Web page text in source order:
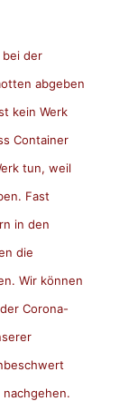
bei der
abgeben
kein Werk
Container
tun, weil
Fast
in den
die
Wir können
Corona-